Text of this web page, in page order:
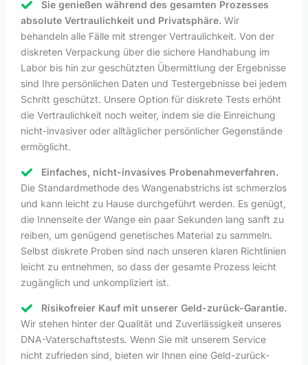
Sie genießen während des gesamten Prozesses
absolute Vertraulichkeit und Privatsphäre. Wir
behandeln alle Fälle mit strenger Vertraulichkeit. Von der
diskreten Verpackung über die sichere Handhabung im
Labor bis hin zur geschützten Übermittlung der Ergebnisse
sind Ihre persönlichen Daten und Testergebnisse bei jedem
Schritt geschützt. Unsere Option für diskrete Tests erhöht
die Vertraulichkeit noch weiter, indem sie die Einreichung
nicht-invasiver oder alltäglicher persönlicher Gegenstände
ermöglicht.
Einfaches, nicht-invasives Probenahmeverfahren.
Die Standardmethode des Wangenabstrichs ist schmerzlos
und kann leicht zu Hause durchgeführt werden. Es genügt,
die Innenseite der Wange ein paar Sekunden lang sanft zu
reiben, um genügend genetisches Material zu sammeln.
Selbst diskrete Proben sind nach unseren klaren Richtlinien
leicht zu entnehmen, so dass der gesamte Prozess leicht
zugänglich und unkompliziert ist.
Risikofreier Kauf mit unserer Geld-zurück-Garantie.
Wir stehen hinter der Qualität und Zuverlässigkeit unseres
DNA-Vaterschaftstests. Wenn Sie mit unserem Service
nicht zufrieden sind, bieten wir Ihnen eine Geld-zurück-